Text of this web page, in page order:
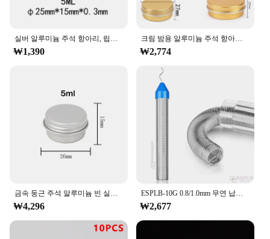
실버 알루미늄 주석 항아리, 립밤 주석 용기, 캔들 차 캔 박스, 미니 샘플 항아리, 5ML, 10ML, 15ML, 50ML, 60ML, 100ML, 150ML, 200ML
₩1,390
크림 밤용 알루미늄 주석 항아리, 네일 캔들, 리필 가능한 금속 화장품 용기, 차 캔, 5, 10, 15, 20, 30, 50, 60g, 5 개
₩2,774
금속 둥근 주석 알루미늄 빈 실버 캔, 양초 립스틱용 나사 뚜껑 포함, 10 개, 5g, 10g, 15g, 20g, 30g, 50g, 60g
₩4,296
ESPLB-10G 0.8/1.0mm 무연 납땜 와이어 틴 펜, 휴대용 로진 코어 납땜 용접 납땜 인두 수리 도구
₩2,677